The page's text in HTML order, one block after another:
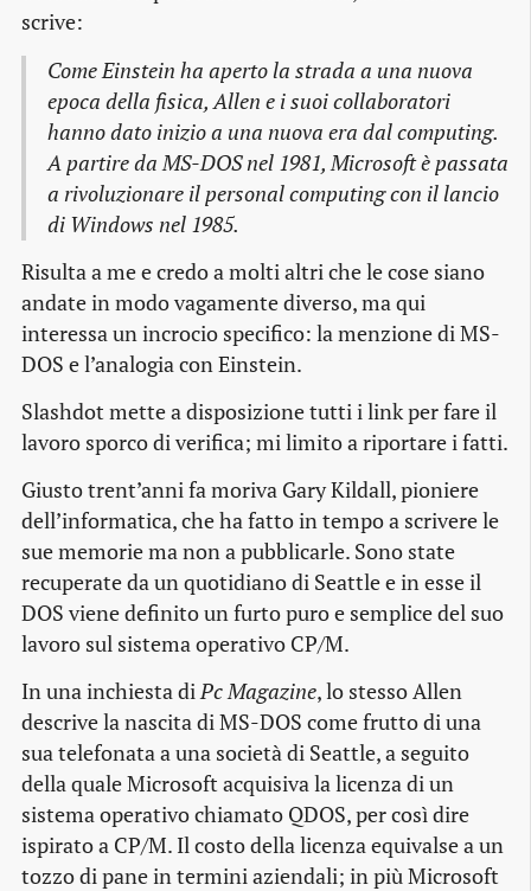
scrive:
Come Einstein ha aperto la strada a una nuova
epoca della fisica, Allen e i suoi collaboratori
hanno dato inizio a una nuova era dal computing.
A partire da MS-DOS nel 1981, Microsoft è passata
a rivoluzionare il personal computing con il lancio
di Windows nel 1985.
Risulta a me e credo a molti altri che le cose siano
andate in modo vagamente diverso, ma qui
interessa un incrocio specifico: la menzione di MS-
DOS e l’analogia con Einstein.
Slashdot mette a disposizione tutti i link per fare il
lavoro sporco di verifica; mi limito a riportare i fatti.
Giusto trent’anni fa moriva Gary Kildall, pioniere
dell’informatica, che ha fatto in tempo a scrivere le
sue memorie ma non a pubblicarle. Sono state
recuperate da un quotidiano di Seattle e in esse il
DOS viene definito un furto puro e semplice del suo
lavoro sul sistema operativo CP/M.
In una inchiesta diPc Magazine, lo stesso Allen
descrive la nascita di MS-DOS come frutto di una
sua telefonata a una società di Seattle, a seguito
della quale Microsoft acquisiva la licenza di un
sistema operativo chiamato QDOS, per così dire
ispirato a CP/M. Il costo della licenza equivalse a un
tozzo di pane in termini aziendali; in più Microsoft